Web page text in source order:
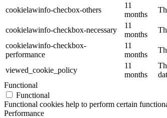
cookielawinfo-checbox-others
11
months
cookielawinfo-checkbox-necessary
11
months
cookielawinfo-checkbox-
performance
11
months
viewed_cookie_policy
11
months
Functional
Functional
Functional cookies help to perform certain
Performance